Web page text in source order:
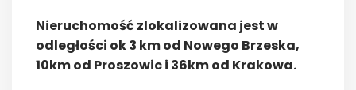
Nieruchomość zlokalizowana jest w
odległości ok 3 km od Nowego Brzeska,
10km od Proszowic i 36km od Krakowa.